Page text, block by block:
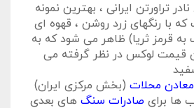
تراورتن ایرانی ، بهترین نمونه
با رنگهای زرد روشن ، قهوه ای
قرمز ثریا) ظاهر می شود که به
قیمت لوکس در نظر گرفته می
معادن محلات (بخش مرکزی ایران)
ها برای صادرات سنگ های بعدی